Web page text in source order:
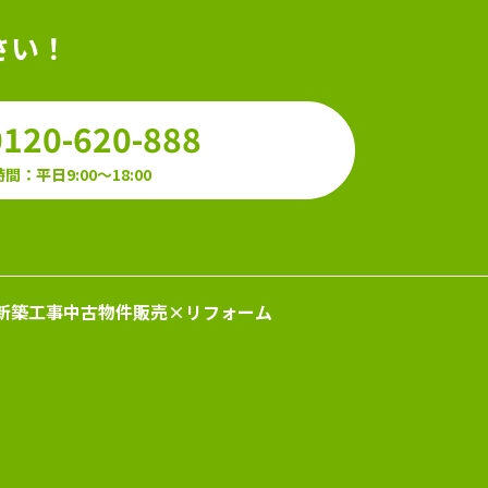
！
620-888
間：平日9:00～18:00
築工事中古物件販売×リフォーム